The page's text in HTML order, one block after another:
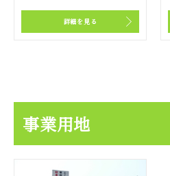
詳細を見る
事業用地